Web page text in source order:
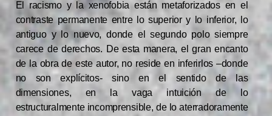
El racismo y la xenofobia están metaforizados en el
contraste permanente entre lo superior y lo inferior, lo
antiguo y lo nuevo, donde el segundo polo siempre
carece de derechos. De esta manera, el gran encanto
de la obra de este autor, no reside en inferirlos –donde
no son explícitos- sino en el sentido de las
dimensiones, en la vaga intuición de lo
estructuralmente incomprensible, de lo aterradoramente